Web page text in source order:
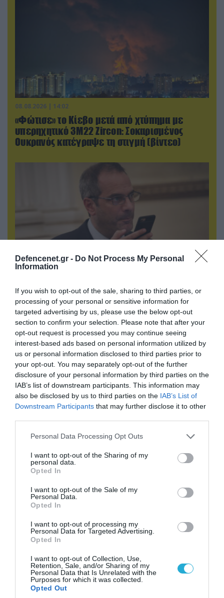
Defencenet.gr - Do Not Process My Personal
Information
If you wish to opt-out of the sale, sharing to third parties, or
processing of your personal or sensitive information for
targeted advertising by us, please use the below opt-out
section to confirm your selection. Please note that after your
opt-out request is processed you may continue seeing
interest-based ads based on personal information utilized by
us or personal information disclosed to third parties prior to
your opt-out. You may separately opt-out of the further
disclosure of your personal information by third parties on the
IAB’s list of downstream participants. This information may
also be disclosed by us to third parties on the IAB’s List of
Downstream Participants that may further disclose it to other
Please note that this website/app uses one or more Google
not limited to your visit or usage behaviour. You may click to
grant or deny consent to Google and its third-party tags to
use your data for below specified purposes in below Google
consent section.
Personal Data Processing Opt Outs
I want to opt-out of the Sharing of my
personal data.
Opted In
I want to opt-out of the Sale of my
Personal Data.
Opted In
I want to opt-out of processing my
Personal Data for Targeted Advertising.
Opted In
I want to opt-out of Collection, Use,
Retention, Sale, and/or Sharing of my
Personal Data that Is Unrelated with the
Purposes for which it was collected.
Opted Out
08.08.2026 | 14:02
«Φώτισε» το Κίεβο μετά από χτύπημα με
υπερηχητικό 3M22 Zircon: Σοκαρισμένος
Ουκρανός κατέγραψε τη στιγμή (βίντεο)
Ο Γιάννης Αλαφούζος «τέλειωσε» τον
Κωνσταντίνο Ζούλα από τον ΣΚΑΪ – Ο λόγος της
απομάκρυνσής του
08.08.2026 | 09:02
«Η απόλυτη τραγωδία»: Η «αιχμηρή» ανάρτηση
του Αρκά για τα τατουάζ (φωτο)